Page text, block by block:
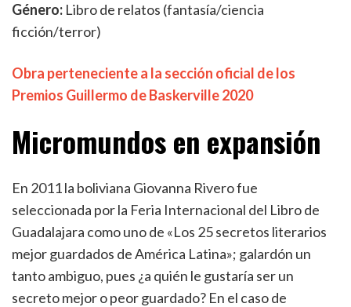
Género: Libro de relatos (fantasía/ciencia
ficción/terror)
Obra perteneciente a la sección oficial de los
Premios Guillermo de Baskerville 2020
Micromundos en expansión
En 2011 la boliviana Giovanna Rivero fue
seleccionada por la Feria Internacional del Libro de
Guadalajara como uno de «Los 25 secretos literarios
mejor guardados de América Latina»; galardón un
tanto ambiguo, pues ¿a quién le gustaría ser un
secreto mejor o peor guardado? En el caso de